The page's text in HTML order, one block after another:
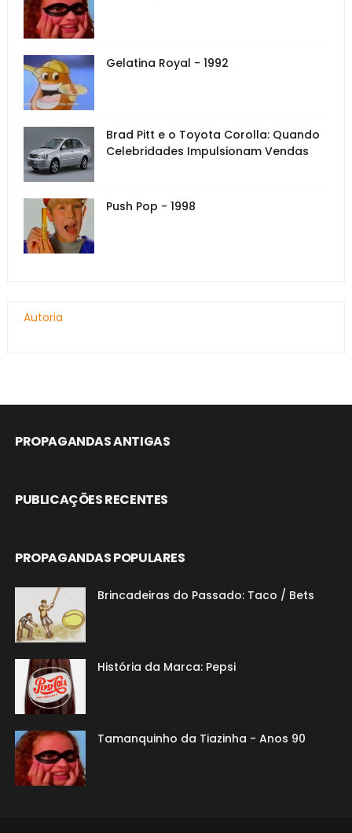
Gelatina Royal - 1992
Brad Pitt e o Toyota Corolla: Quando
Celebridades Impulsionam Vendas
Push Pop - 1998
Autoria
PROPAGANDAS ANTIGAS
PUBLICAÇÕES RECENTES
PROPAGANDAS POPULARES
Brincadeiras do Passado: Taco / Bets
História da Marca: Pepsi
Tamanquinho da Tiazinha - Anos 90